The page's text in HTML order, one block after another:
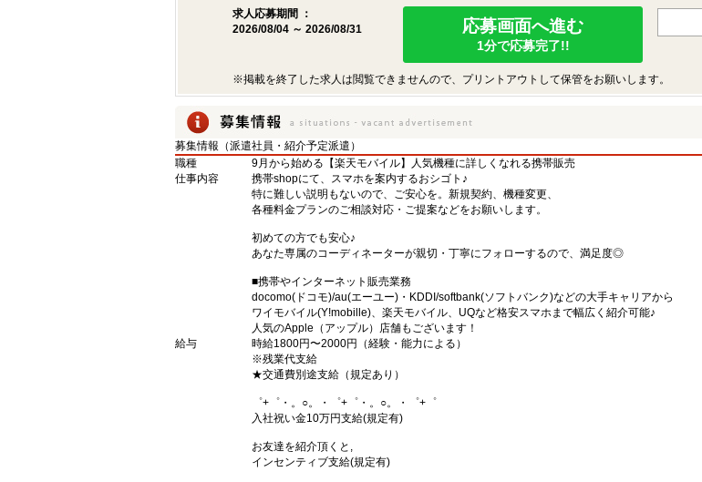
求人応募期間 ：
2026/08/04 ～ 2026/08/31
応募画面へ進む
1分で応募完了!!
※掲載を終了した求人は閲覧できませんので、プリントアウトして保管をお願いします。
募集情報（派遣社員・紹介予定派遣）
職種
9月から始める【楽天モバイル】人気機種に詳しくなれる携帯販売
仕事内容
携帯shopにて、スマホを案内するおシゴト♪
特に難しい説明もないので、ご安心を。新規契約、機種変更、
各種料金プランのご相談対応・ご提案などをお願いします。
初めての方でも安心♪
あなた専属のコーディネーターが親切・丁寧にフォローするので、満足度◎
■携帯やインターネット販売業務
docomo(ドコモ)/au(エーユー)・KDDI/softbank(ソフトバンク)などの大手キャリアから
ワイモバイル(Y!mobille)、楽天モバイル、UQなど格安スマホまで幅広く紹介可能♪
人気のApple（アップル）店舗もございます！
給与
時給1800円〜2000円（経験・能力による）
※残業代支給
★交通費別途支給（規定あり）
゜+゜・。○。・゜+゜・。○。・゜+゜
入社祝い金10万円支給(規定有)
お友達を紹介頂くと,
インセンティブ支給(規定有)